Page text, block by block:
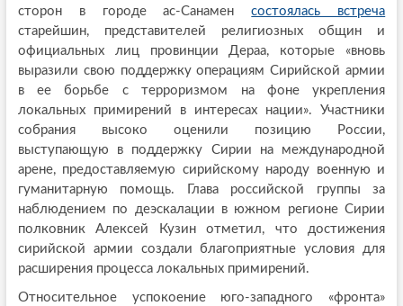
сторон в городе ас-Санаменсостоялась встреча
старейшин, представителей религиозных общин и
официальных лиц провинции Дераа, которые «вновь
выразили свою поддержку операциям Сирийской армии
в ее борьбе с терроризмом на фоне укрепления
локальных примирений в интересах нации». Участники
собрания высоко оценили позицию России,
выступающую в поддержку Сирии на международной
арене, предоставляемую сирийскому народу военную и
гуманитарную помощь. Глава российской группы за
наблюдением по деэскалации в южном регионе Сирии
полковник Алексей Кузин отметил, что достижения
сирийской армии создали благоприятные условия для
расширения процесса локальных примирений.
Относительное успокоение юго-западного «фронта»